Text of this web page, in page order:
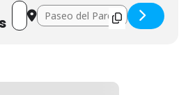
Address - Jurassic Experience []
Destination Address - Jurassic